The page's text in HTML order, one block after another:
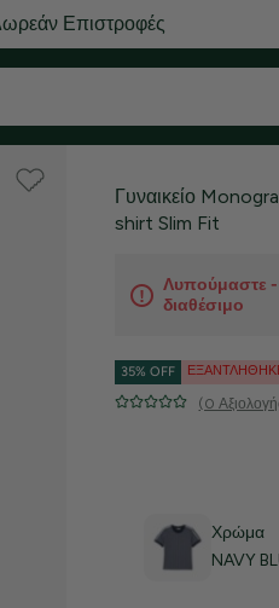
Επιστροφές
Γυναικείο
shirt Slim Fit
Λυπούμαστε -
διαθέσιμο
35% OFF
(0
Χρώμα
NAVY